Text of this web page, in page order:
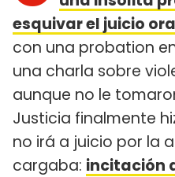
esquivar el juicio
con una probation
una charla sobre
aunque no le
Justicia finalmente
no irá a juicio por la
cargaba: incitación